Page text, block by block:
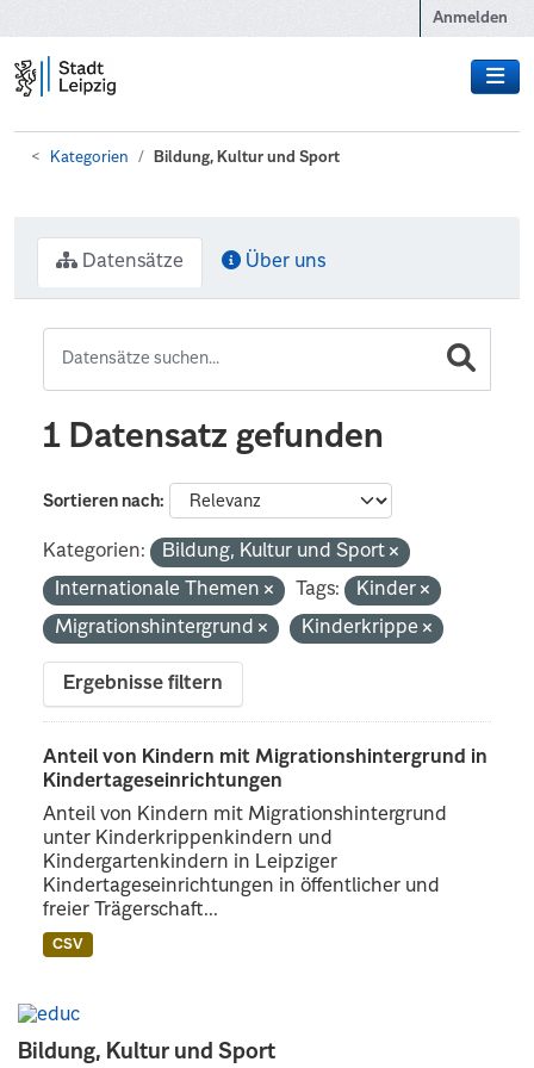
Anmelden
Kategorien Bildung, Kultur und Sport
Bildung, Kultur und Sport
Datensätze Über uns
1 Datensatz gefunden
Sortieren nach
Kategorien:
Bildung, Kultur und Sport
Internationale Themen
Tags:
Kinder
Migrationshintergrund
Kinderkrippe
Ergebnisse filtern
Anteil von Kindern mit Migrationshintergrund in
Kindertageseinrichtungen
Anteil von Kindern mit Migrationshintergrund
unter Kinderkrippenkindern und
Kindergartenkindern in Leipziger
Kindertageseinrichtungen in öffentlicher und
freier Trägerschaft...
CSV